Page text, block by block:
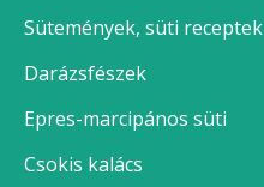
Sütemények, süti receptek
Darázsfészek
Epres-marcipános süti
Csokis kalács